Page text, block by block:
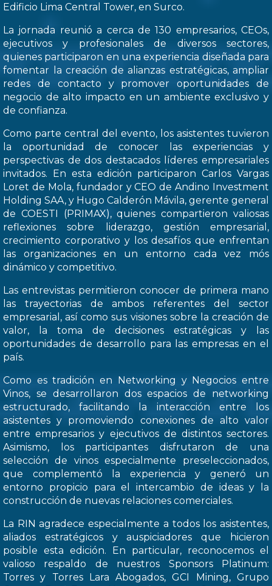
Edificio Lima Central Tower, en Surco.
La jornada reunió a cerca de 130 empresarios, CEOs,
ejecutivos y profesionales de diversos sectores,
quienes participaron en una experiencia diseñada para
fomentar la creación de alianzas estratégicas, ampliar
redes de contacto y promover oportunidades de
negocio de alto impacto en un ambiente exclusivo y
de confianza.
Como parte central del evento, los asistentes tuvieron
la oportunidad de conocer las experiencias y
perspectivas de dos destacados líderes empresariales
invitados. En esta edición participaron Carlos Vargas
Loret de Mola, fundador y CEO de Andino Investment
Holding SAA, y Hugo Calderón Mávila, gerente general
de COESTI (PRIMAX), quienes compartieron valiosas
reflexiones sobre liderazgo, gestión empresarial,
crecimiento corporativo y los desafíos que enfrentan
las organizaciones en un entorno cada vez mós
dinámico y competitivo.
Las entrevistas permitieron conocer de primera mano
las trayectorias de ambos referentes del sector
empresarial, así como sus visiones sobre la creación de
valor, la toma de decisiones estratégicas y las
oportunidades de desarrollo para las empresas en el
país.
Como es tradición en Networking y Negocios entre
Vinos, se desarrollaron dos espacios de networking
estructurado, facilitando la interacción entre los
asistentes y promoviendo conexiones de alto valor
entre empresarios y ejecutivos de distintos sectores.
Asimismo, los participantes disfrutaron de una
selección de vinos especialmente preseleccionados,
que complementó la experiencia y generó un
entorno propicio para el intercambio de ideas y la
construcción de nuevas relaciones comerciales.
La RIN agradece especialmente a todos los asistentes,
aliados estratégicos y auspiciadores que hicieron
posible esta edición. En particular, reconocemos el
valioso respaldo de nuestros Sponsors Platinum:
Torres y Torres Lara Abogados, GCI Mining, Grupo